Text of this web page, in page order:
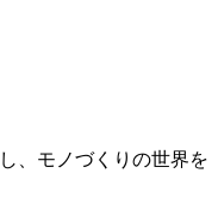
、 モノづくりの世界を